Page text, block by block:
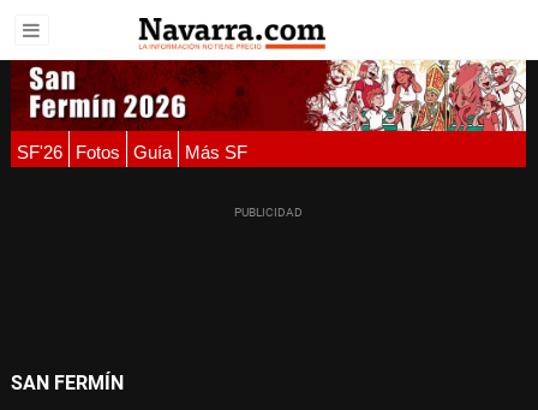
SF'26 Fotos Guía Más SF
SAN FERMÍN